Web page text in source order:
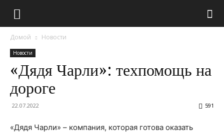
Домой Новости
Новости
«Дядя Чарли»: техпомощь на
дороге
22.07.2022 591
«Дядя Чарли» – компания, которая готова оказать